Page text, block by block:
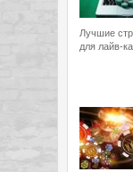
Лучшие
для лайв-